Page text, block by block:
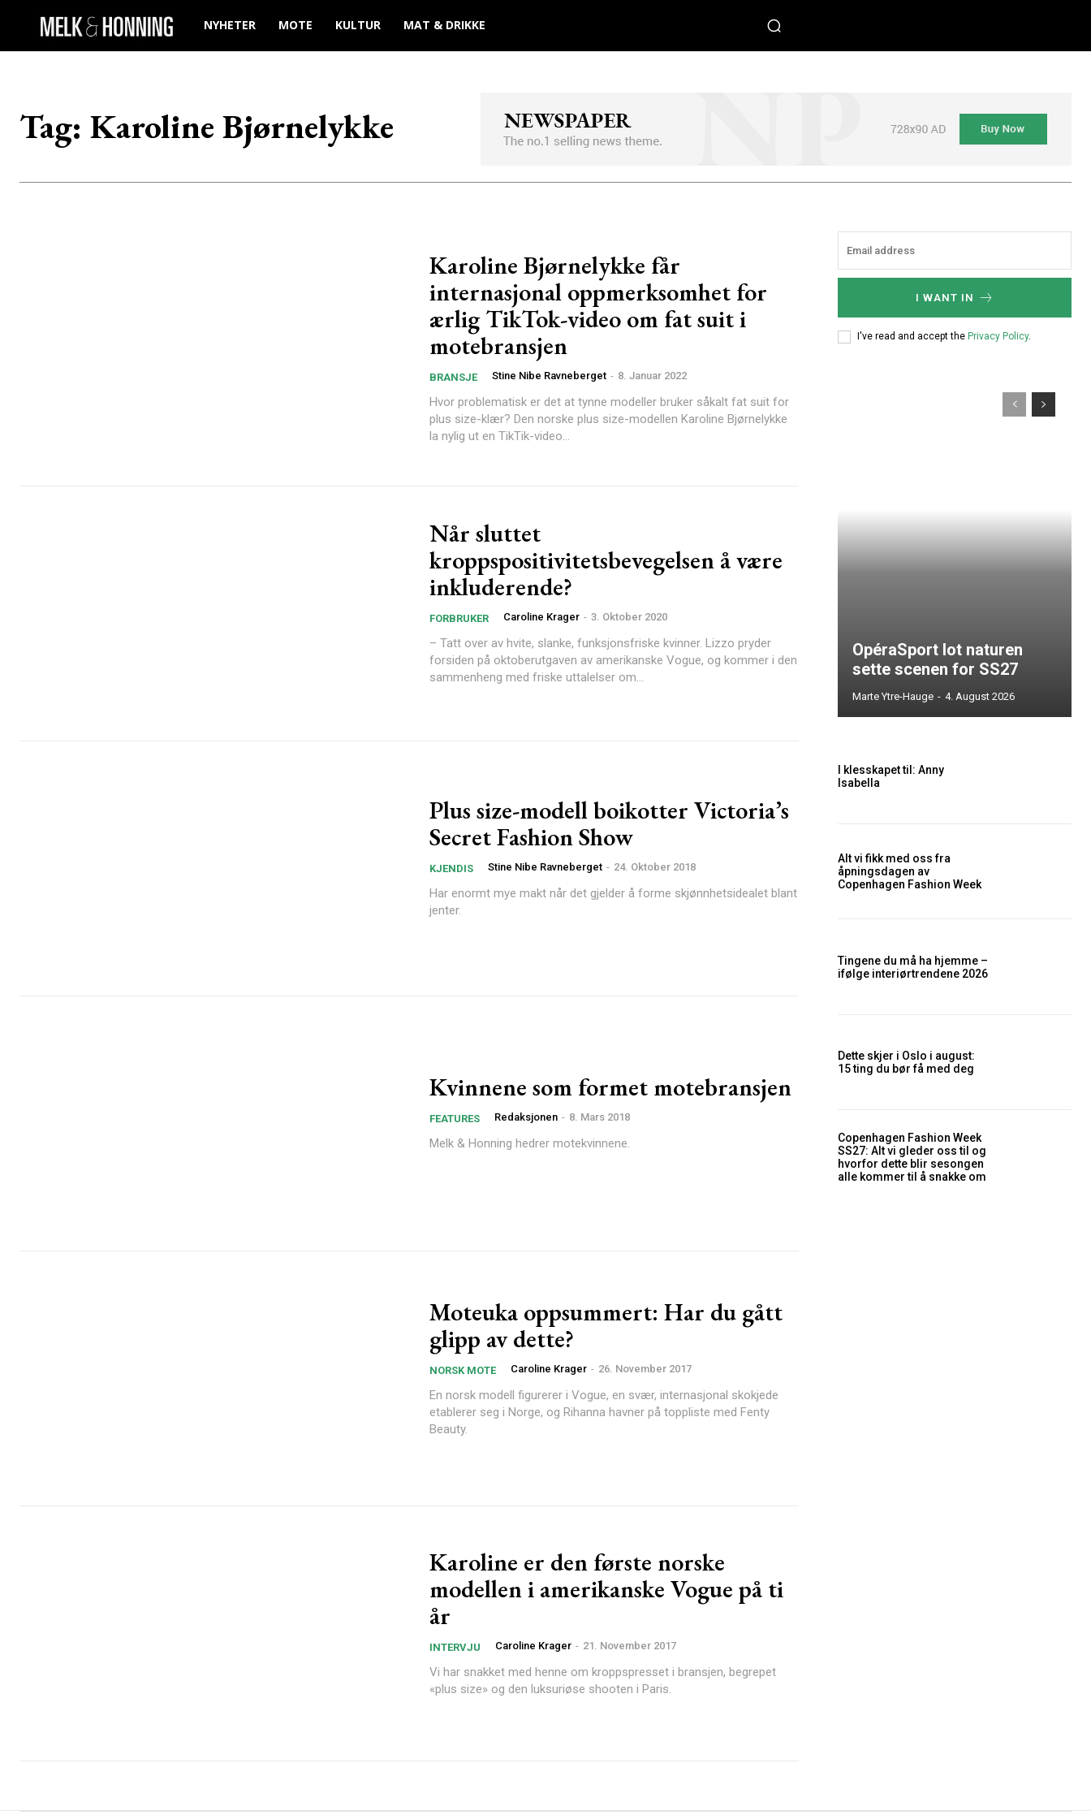
NYHETER MOTE KULTUR MAT & DRIKKE
Tag: Karoline Bjørnelykke
Karoline Bjørnelykke får
internasjonal oppmerksomhet for
ærlig TikTok-video om fat suit i
motebransjen
BRANSJE Stine Nibe Ravneberget - 8. Januar 2022
Hvor problematisk er det at tynne modeller bruker såkalt fat suit for
plus size-klær? Den norske plus size-modellen Karoline Bjørnelykke
la nylig ut en TikTik-video...
Når sluttet
kroppspositivitetsbevegelsen å være
inkluderende?
FORBRUKER Caroline Krager - 3. Oktober 2020
– Tatt over av hvite, slanke, funksjonsfriske kvinner. Lizzo pryder
forsiden på oktoberutgaven av amerikanske Vogue, og kommer i den
sammenheng med friske uttalelser om...
Plus size-modell boikotter Victoria’s
Secret Fashion Show
KJENDIS Stine Nibe Ravneberget - 24. Oktober 2018
Har enormt mye makt når det gjelder å forme skjønnhetsidealet blant
jenter.
Kvinnene som formet motebransjen
FEATURES Redaksjonen - 8. Mars 2018
Melk & Honning hedrer motekvinnene.
Moteuka oppsummert: Har du gått
glipp av dette?
NORSK MOTE Caroline Krager - 26. November 2017
En norsk modell figurerer i Vogue, en svær, internasjonal skokjede
etablerer seg i Norge, og Rihanna havner på toppliste med Fenty
Beauty.
Karoline er den første norske
modellen i amerikanske Vogue på ti
år
INTERVJU Caroline Krager - 21. November 2017
Vi har snakket med henne om kroppspresset i bransjen, begrepet
«plus size» og den luksuriøse shooten i Paris.
I WANT IN
I've read and accept the Privacy Policy.
OpéraSport lot naturen
sette scenen for SS27
Marte Ytre-Hauge - 4. August 2026
I klesskapet til: Anny
Isabella
Alt vi fikk med oss fra
åpningsdagen av
Copenhagen Fashion Week
Tingene du må ha hjemme –
ifølge interiørtrendene 2026
Dette skjer i Oslo i august:
15 ting du bør få med deg
Copenhagen Fashion Week
SS27: Alt vi gleder oss til og
hvorfor dette blir sesongen
alle kommer til å snakke om